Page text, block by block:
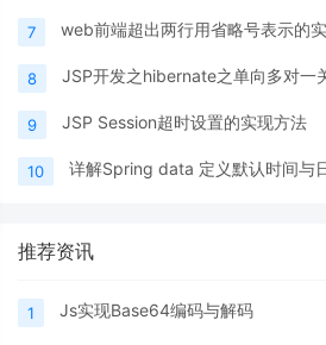
7 web前端超出两行用省略号表示的
8 JSP开发之hibernate之单向多对一
9 JSP Session超时设置的实现方法
10 详解Spring data 定义默认时间与
推荐资讯
1 Js实现Base64编码与解码